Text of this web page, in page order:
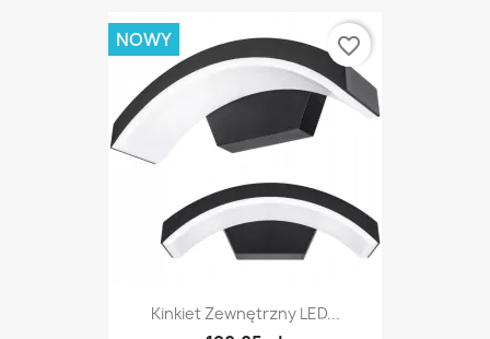
Kinkiet Zewnętrzny LED...
NOWY favorite_border